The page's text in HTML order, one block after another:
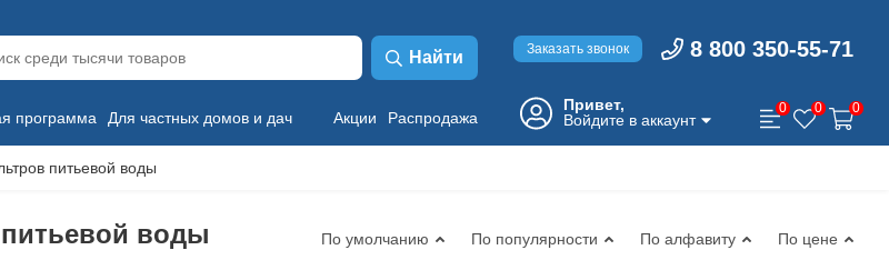
Найти
программа Для частных домов и дач Акции Распродажа
Заказать звонок 8 800 350-55-71
Привет,
Войдите в аккаунт
0 0 0
питьевой воды
воды По умолчанию По популярности По алфавиту По цене